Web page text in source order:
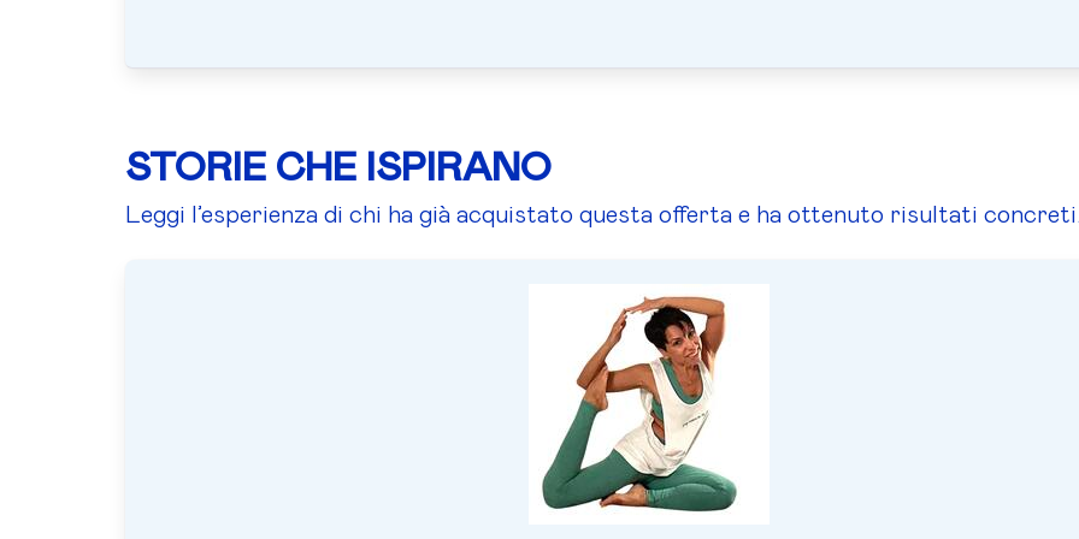
STORIE CHE ISPIRANO
Leggi l’esperienza di chi ha già acquistato questa offerta e ha ottenuto risultati